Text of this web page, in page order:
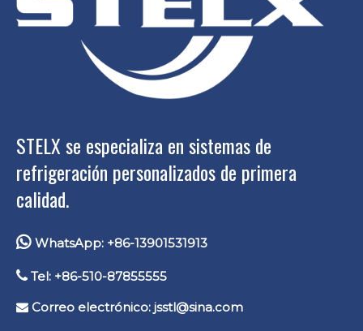
STELX se especializa en sistemas de
refrigeración personalizados de primera
calidad.
 WhatsApp: +86-13901531913
 Tel: +86-510-87855555
 Correo electrónico: jsstl@sina.com